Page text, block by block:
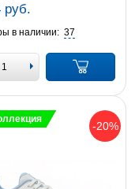
руб.
в наличии: 37
-20%